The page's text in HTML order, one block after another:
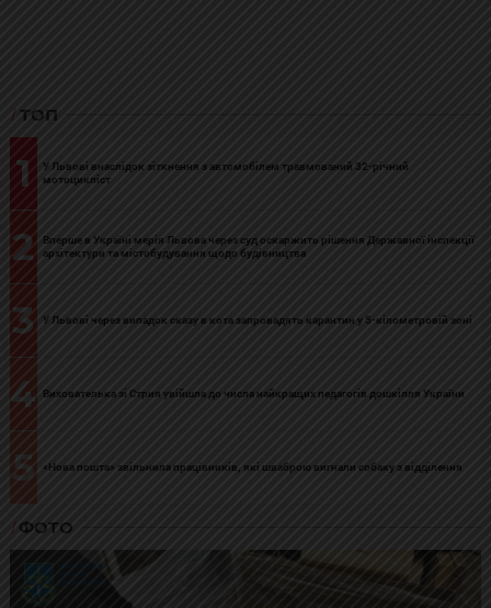
ТОП
1
У Львові внаслідок зіткнення з автомобілем травмований 32-річний
мотоцикліст
2
Вперше в Україні мерія Львова через суд оскаржить рішення Державної інспекції
архітектури та містобудування щодо будівництва
3 У Львові через випадок сказу в кота запровадять карантин у 5-кілометровій зоні
4 Вихователька зі Стрия увійшла до числа найкращих педагогів дошкілля України
5 «Нова пошта» звільнила працівників, які шваброю вигнали собаку з відділення
ФОТО